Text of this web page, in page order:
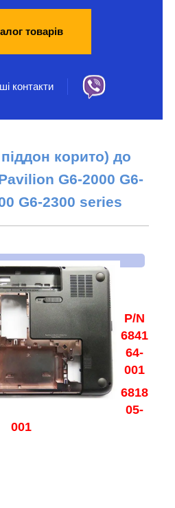
товарів
контакти
корито) до
G6-2000 G6-
G6-2300 series
P/N
6841
64-
001
6818
05-
001